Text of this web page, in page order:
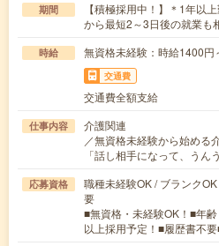
期間
【積極採用中！】＊1年以
から最短2～3日後の就業も
時給 無資格未経験：時給1400
交通費
交通費全額支給
仕事内容
介護関連
／無資格未経験から始める
「話し相手になって、う
応募資格
職種未経験OK / ブランク
要
■無資格・未経験OK！■年
以上採用予定！■履歴書不